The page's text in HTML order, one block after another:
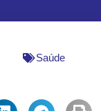
Saúde